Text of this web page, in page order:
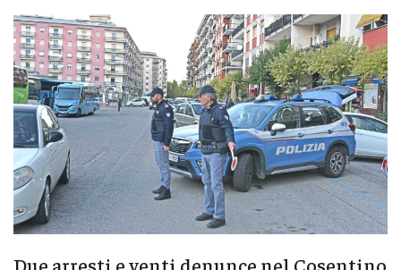
Due arresti e venti denunce nel Cosentino